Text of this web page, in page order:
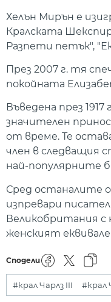
Хелън Мирън е
Кралската
Разпети петък",
През 2007 г. тя
покойната
Въведена през
значителен
от време. Те
член в следващия
най-популярните
Сред останалите
изпревари
Великобритания с
женският
Сподели
#крал Чарлз III #крал